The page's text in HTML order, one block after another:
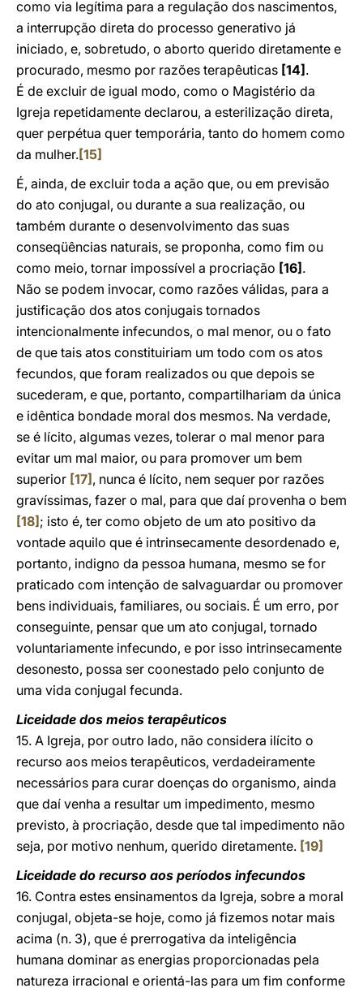
como via legítima para a regulação dos nascimentos,
a interrupção direta do processo generativo já
iniciado, e, sobretudo, o aborto querido diretamente e
procurado, mesmo por razões terapêuticas [14] .
É de excluir de igual modo, como o Magistério da
Igreja repetidamente declarou, a esterilização direta,
quer perpétua quer temporária, tanto do homem como
da mulher.[15]
É, ainda, de excluir toda a ação que, ou em previsão
do ato conjugal, ou durante a sua realização, ou
também durante o desenvolvimento das suas
conseqüências naturais, se proponha, como fim ou
como meio, tornar impossível a procriação [16] .
Não se podem invocar, como razões válidas, para a
justificação dos atos conjugais tornados
intencionalmente infecundos, o mal menor, ou o fato
de que tais atos constituiriam um todo com os atos
fecundos, que foram realizados ou que depois se
sucederam, e que, portanto, compartilhariam da única
e idêntica bondade moral dos mesmos. Na verdade,
se é lícito, algumas vezes, tolerar o mal menor para
evitar um mal maior, ou para promover um bem
superior [17] , nunca é lícito, nem sequer por razões
gravíssimas, fazer o mal, para que daí provenha o bem
[18] ; isto é, ter como objeto de um ato positivo da
vontade aquilo que é intrinsecamente desordenado e,
portanto, indigno da pessoa humana, mesmo se for
praticado com intenção de salvaguardar ou promover
bens individuais, familiares, ou sociais. É um erro, por
conseguinte, pensar que um ato conjugal, tornado
voluntariamente infecundo, e por isso intrinsecamente
desonesto, possa ser coonestado pelo conjunto de
uma vida conjugal fecunda.
Liceidade dos meios terapêuticos
15. A Igreja, por outro lado, não considera ilícito o
recurso aos meios terapêuticos, verdadeiramente
necessários para curar doenças do organismo, ainda
que daí venha a resultar um impedimento, mesmo
previsto, à procriação, desde que tal impedimento não
seja, por motivo nenhum, querido diretamente. [19]
Liceidade do recurso aos períodos infecundos
16. Contra estes ensinamentos da Igreja, sobre a moral
conjugal, objeta-se hoje, como já fizemos notar mais
acima (n. 3), que é prerrogativa da inteligência
humana dominar as energias proporcionadas pela
natureza irracional e orientá-las para um fim conforme